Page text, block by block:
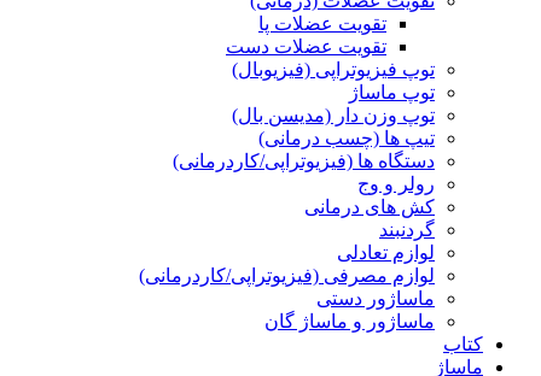
تقویت عضلات پا
تقویت عضلات دست
توپ فیزیوتراپی (فیزیوبال)
توپ ماساژ
توپ وزن دار (مدیسن بال)
تیپ ها (چسب درمانی)
دستگاه ها (فیزیوتراپی/کاردرمانی)
رولر و وج
کش های درمانی
گردنبند
لوازم تعادلی
لوازم مصرفی (فیزیوتراپی/کاردرمانی)
ماساژور دستی
ماساژور و ماساژ گان
کتاب
ماساژ